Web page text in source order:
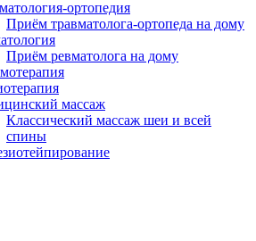
ортопедия
Приём травматолога-ортопеда на дому
Приём ревматолога на дому
массаж
Классический массаж шеи и всей
спины